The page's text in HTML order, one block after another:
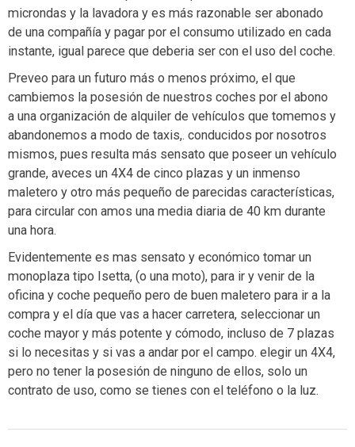
microndas y la lavadora y es más razonable ser abonado
de una compañía y pagar por el consumo utilizado en cada
instante, igual parece que deberia ser con el uso del coche.
Preveo para un futuro más o menos próximo, el que
cambiemos la posesión de nuestros coches por el abono
a una organización de alquiler de vehículos que tomemos y
abandonemos a modo de taxis,. conducidos por nosotros
mismos, pues resulta más sensato que poseer un vehículo
grande, aveces un 4X4 de cinco plazas y un inmenso
maletero y otro más pequeño de parecidas características,
para circular con amos una media diaria de 40 km durante
una hora.
Evidentemente es mas sensato y económico tomar un
monoplaza tipo Isetta, (o una moto), para ir y venir de la
oficina y coche pequeño pero de buen maletero para ir a la
compra y el día que vas a hacer carretera, seleccionar un
coche mayor y más potente y cómodo, incluso de 7 plazas
si lo necesitas y si vas a andar por el campo. elegir un 4X4,
pero no tener la posesión de ninguno de ellos, solo un
contrato de uso, como se tienes con el teléfono o la luz.